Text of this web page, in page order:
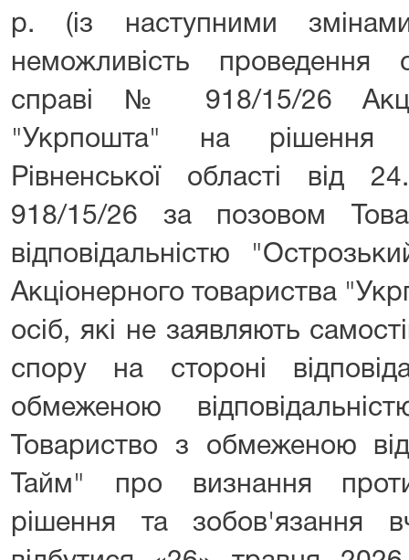
р. (із наступними
неможливість проведення
справі № 918/15/26
"Укрпошта" на рішення
Рівненської області від
918/15/26 за позовом
відповідальністю
Акціонерного товариства
осіб, які не заявляють
спору на стороні
обмеженою
Товариство з обмеженою
Тайм" про визнання
рішення та зобов'язання